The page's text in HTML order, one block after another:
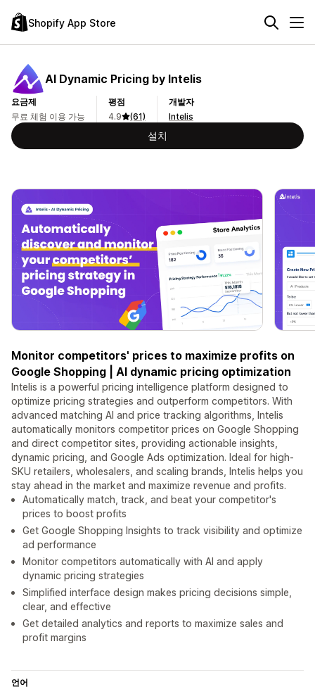
Shopify App Store
AI Dynamic Pricing by Intelis
요금제
무료 체험 이용 가능
평점
4.9
(61)
개발자
Intelis
설치
Monitor competitors' prices to maximize profits on
Google Shopping | AI dynamic pricing optimization
Intelis is a powerful pricing intelligence platform designed to
optimize pricing strategies and outperform competitors. With
advanced matching AI and price tracking algorithms, Intelis
automatically monitors competitor prices on Google Shopping
and direct competitor sites, providing actionable insights,
dynamic pricing, and Google Ads optimization. Ideal for high-
SKU retailers, wholesalers, and scaling brands, Intelis helps you
stay ahead in the market and maximize revenue and profits.
Automatically match, track, and beat your competitor's
prices to boost profits
Get Google Shopping Insights to track visibility and optimize
ad performance
Monitor competitors automatically with AI and apply
dynamic pricing strategies
Simplified interface design makes pricing decisions simple,
clear, and effective
Get detailed analytics and reports to maximize sales and
profit margins
언어